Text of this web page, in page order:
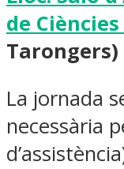
de
Tarongers)
La jornada
necessària